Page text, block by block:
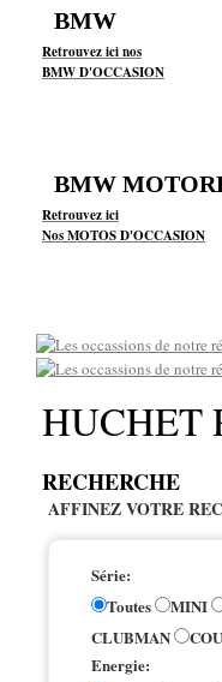
BMW
Retrouvez ici nos
BMW D'OCCASION
BMW
Retrouvez ici
Nos MOTOS D'OCCASION
HUCHET
RECHERCHE
AFFINEZ VOTRE
Série:
Toutes
MINI
CLUBMAN
Energie: